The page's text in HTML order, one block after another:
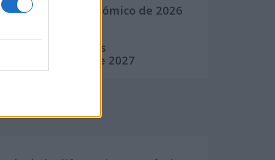
Calendario Astronómico de 2026
Calendario de Días
Internacionales de 2027
Calculadoras